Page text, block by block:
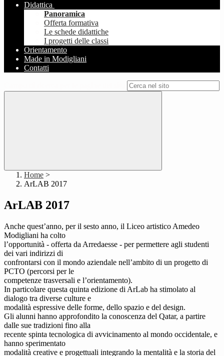
Didattica
Panoramica
Offerta formativa
Le schede didattiche
I progetti delle classi
Orientamento
Made in Modigliani
Contatti
Home >
ArLAB 2017
ArLAB 2017
Anche quest’anno, per il sesto anno, il Liceo artistico Amedeo
Modigliani ha colto
l’opportunità - offerta da Arredaesse - per permettere agli studenti
dei vari indirizzi di
confrontarsi con il mondo aziendale nell’ambito di un progetto di
PCTO (percorsi per le
competenze trasversali e l’orientamento).
In particolare questa quinta edizione di ArLab ha stimolato al
dialogo tra diverse culture e
modalità espressive delle forme, dello spazio e del design.
Gli alunni hanno approfondito la conoscenza del Qatar, a partire
dalle sue tradizioni fino alla
recente spinta tecnologica di avvicinamento al mondo occidentale, e
hanno sperimentato
modalità creative e progettuali integrando la mentalità e la storia del